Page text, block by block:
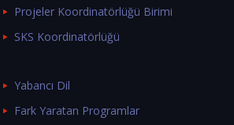
Projeler Koordinatörlüğü Birimi
SKS Koordinatörlüğü
Yabancı Dil
Fark Yaratan Programlar